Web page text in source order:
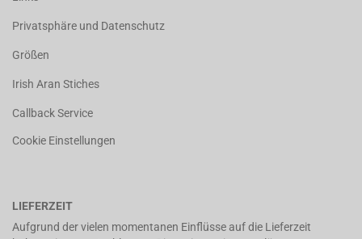
Privatsphäre und Datenschutz
Größen
Irish Aran Stiches
Callback Service
Cookie Einstellungen
LIEFERZEIT
Aufgrund der vielen momentanen Einflüsse auf die Lieferzeit